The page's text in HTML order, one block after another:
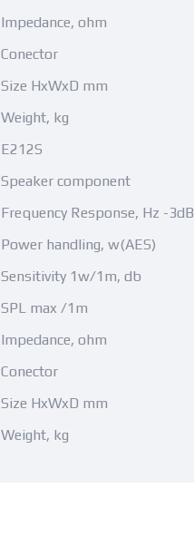
Impedance, ohm
Conector
Size HxWxD mm
Weight, kg
E212S
Speaker component
Frequency Response, Hz -3dB
Power handling, w(AES)
Sensitivity 1w/1m, db
SPL max /1m
Impedance, ohm
Conector
Size HxWxD mm
Weight, kg